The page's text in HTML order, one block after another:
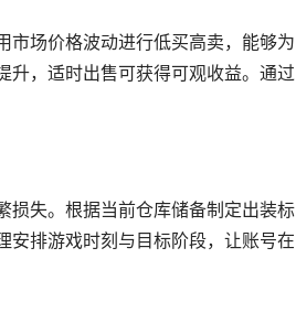
市场价格波动进行低买高卖，能够为
升，适时出售可获得可观收益。通过
损失。根据当前仓库储备制定出装标
安排游戏时刻与目标阶段，让账号在